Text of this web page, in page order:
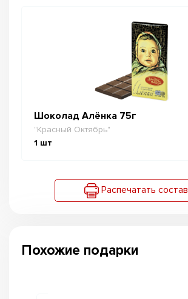
Шоколад Алёнка 75г
"Красный Октябрь"
1 шт
Распечатать состав
Похожие подарки